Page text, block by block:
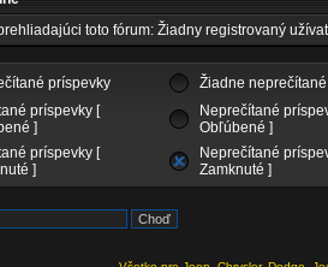
toto fórum: Žiadny registrovaný
príspevky
Žiadne
príspevky [
]
Neprečítané
Obľúbené ]
príspevky [
]
Neprečítané
Zamknuté ]